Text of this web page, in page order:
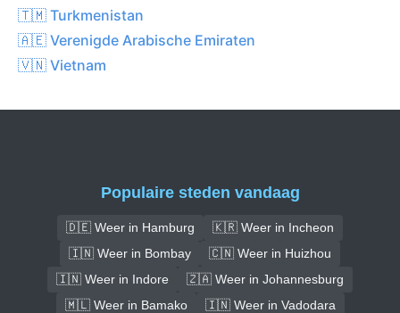
🇹🇲 Turkmenistan
🇦🇪 Verenigde Arabische Emiraten
🇻🇳 Vietnam
Populaire steden vandaag
🇩🇪 Weer in Hamburg
🇰🇷 Weer in Incheon
🇮🇳 Weer in Bombay
🇨🇳 Weer in Huizhou
🇮🇳 Weer in Indore
🇿🇦 Weer in Johannesburg
🇲🇱 Weer in Bamako
🇮🇳 Weer in Vadodara